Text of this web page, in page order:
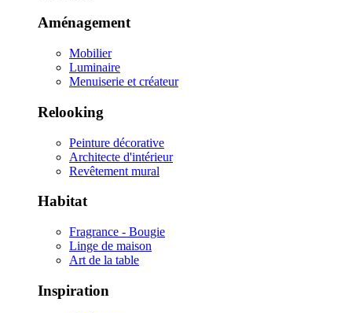
Aménagement
Mobilier
Luminaire
Menuiserie et créateur
Relooking
Peinture décorative
Architecte d'intérieur
Revêtement mural
Habitat
Fragrance - Bougie
Linge de maison
Art de la table
Inspiration